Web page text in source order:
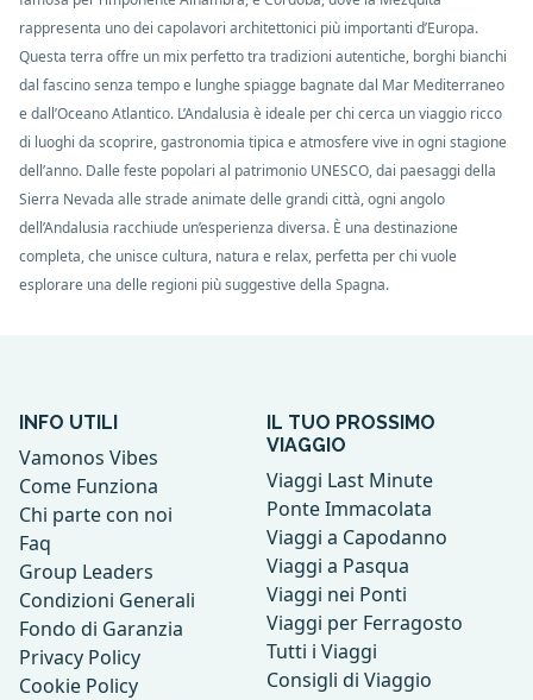
rappresenta uno dei capolavori architettonici più importanti d’Europa.
Questa terra offre un mix perfetto tra tradizioni autentiche, borghi bianchi
dal fascino senza tempo e lunghe spiagge bagnate dal Mar Mediterraneo
e dall’Oceano Atlantico. L’Andalusia è ideale per chi cerca un viaggio ricco
di luoghi da scoprire, gastronomia tipica e atmosfere vive in ogni stagione
dell’anno. Dalle feste popolari al patrimonio UNESCO, dai paesaggi della
Sierra Nevada alle strade animate delle grandi città, ogni angolo
dell’Andalusia racchiude un’esperienza diversa. È una destinazione
completa, che unisce cultura, natura e relax, perfetta per chi vuole
esplorare una delle regioni più suggestive della Spagna.
INFO UTILI
Vamonos Vibes
Come Funziona
Chi parte con noi
Faq
Group Leaders
Condizioni Generali
Fondo di Garanzia
Privacy Policy
Cookie Policy
IL TUO PROSSIMO
VIAGGIO
Viaggi Last Minute
Ponte Immacolata
Viaggi a Capodanno
Viaggi a Pasqua
Viaggi nei Ponti
Viaggi per Ferragosto
Tutti i Viaggi
Consigli di Viaggio